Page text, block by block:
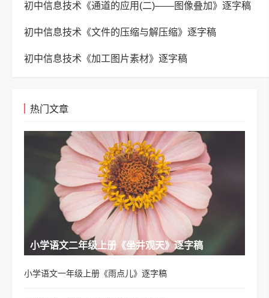
初中信息技术《通道的应用(二)——图像叠加》逐字稿
初中信息技术《文件的压缩与解压缩》逐字稿
初中信息技术《加工图片素材》逐字稿
热门文章
小学语文二年级上册《坐井观天》逐字稿
小学语文一年级上册《雨点儿》逐字稿